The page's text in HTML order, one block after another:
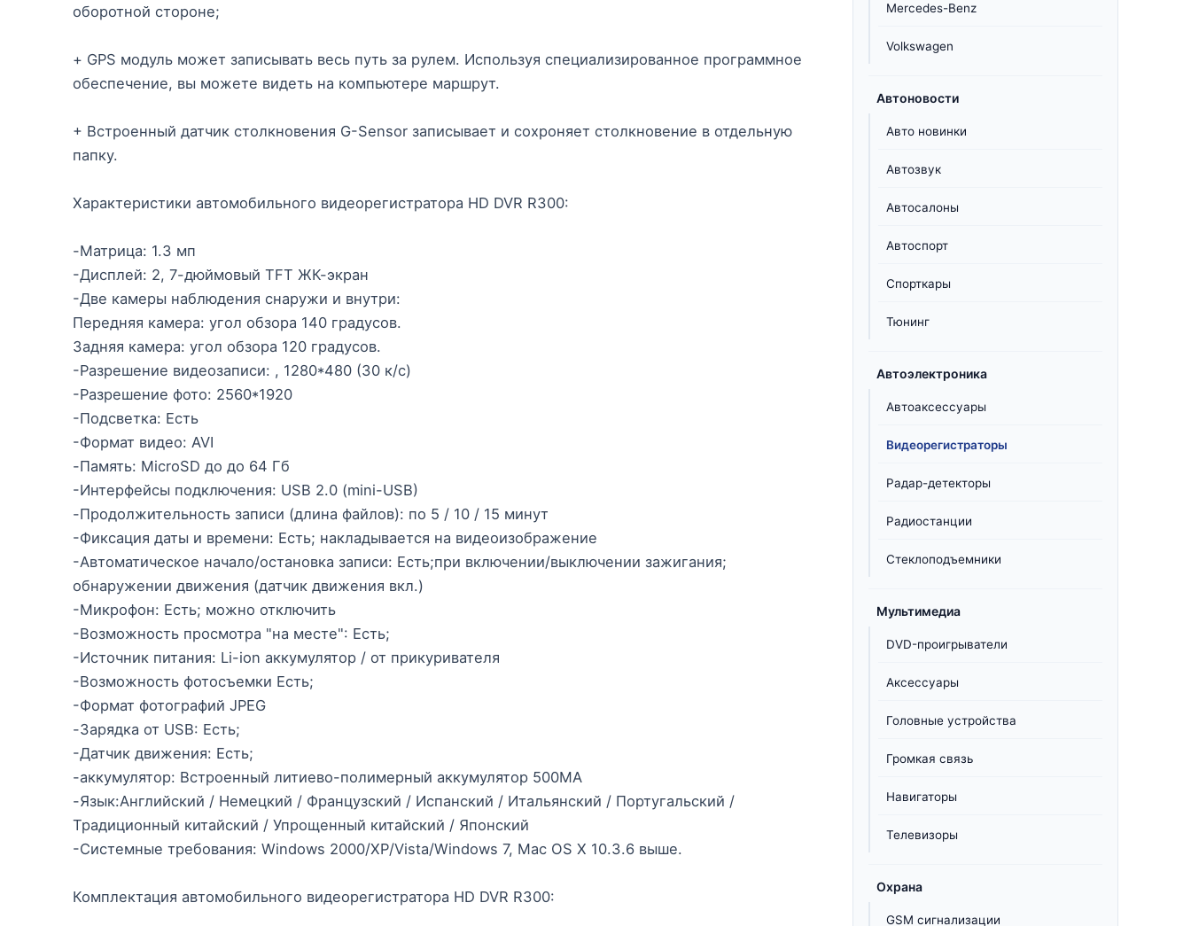
оборотной стороне;
+ GPS модуль может записывать весь путь за рулем. Используя специализированное программное
обеспечение, вы можете видеть на компьютере маршрут.
+ Встроенный датчик столкновения G-Sensor записывает и сохроняет столкновение в отдельную
папку.
Характеристики автомобильного видеорегистратора HD DVR R300:
-Матрица: 1.3 мп
-Дисплей: 2, 7-дюймовый TFT ЖК-экран
-Две камеры наблюдения снаружи и внутри:
Передняя камера: угол обзора 140 градусов.
Задняя камера: угол обзора 120 градусов.
-Разрешение видеозаписи: , 1280*480 (30 к/с)
-Разрешение фото: 2560*1920
-Подсветка: Есть
-Формат видео: AVI
-Память: MicroSD до до 64 Гб
-Интерфейсы подключения: USB 2.0 (mini-USB)
-Продолжительность записи (длина файлов): по 5 / 10 / 15 минут
-Фиксация даты и времени: Есть; накладывается на видеоизображение
-Автоматическое начало/остановка записи: Есть;при включении/выключении зажигания;
обнаружении движения (датчик движения вкл.)
-Микрофон: Есть; можно отключить
-Возможность просмотра "на месте": Есть;
-Источник питания: Li-ion аккумулятор / от прикуривателя
-Возможность фотосъемки Есть;
-Формат фотографий JPEG
-Зарядка от USB: Есть;
-Датчик движения: Есть;
-аккумулятор: Встроенный литиево-полимерный аккумулятор 500MA
-Язык:Английский / Немецкий / Французский / Испанский / Итальянский / Португальский /
Традиционный китайский / Упрощенный китайский / Японский
-Системные требования: Windows 2000/XP/Vista/Windows 7, Mac OS X 10.3.6 выше.
Комплектация автомобильного видеорегистратора HD DVR R300:
Mercedes-Benz
Volkswagen
Автоновости
Авто новинки
Автозвук
Автосалоны
Автоспорт
Спорткары
Тюнинг
Автоэлектроника
Автоаксессуары
Видеорегистраторы
Радар-детекторы
Радиостанции
Стеклоподъемники
Мультимедиа
DVD-проигрыватели
Аксессуары
Головные устройства
Громкая связь
Навигаторы
Телевизоры
Охрана
GSM сигнализации